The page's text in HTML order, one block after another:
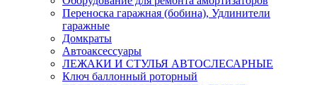
Переноска гаражная (бобина), Удлинители
гаражные
Домкраты
Автоаксессуары
ЛЕЖАКИ И СТУЛЬЯ АВТОСЛЕСАРНЫЕ
Ключ баллонный роторный